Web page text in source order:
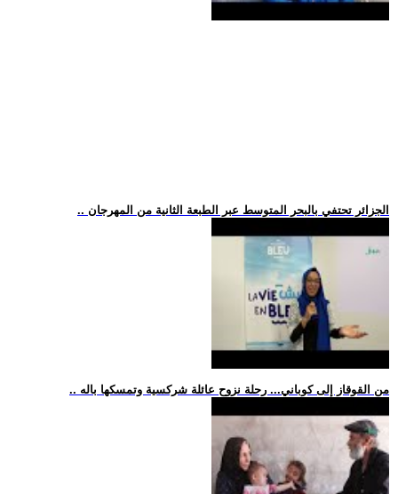
.. الجزائر تحتفي بالبحر المتوسط عبر الطبعة الثانية من المهرجان
.. من القوقاز إلى كوباني... رحلة نزوح عائلة شركسية وتمسكها باله